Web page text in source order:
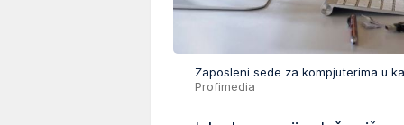
Zaposleni sede za kompjuterima u
Profimedia